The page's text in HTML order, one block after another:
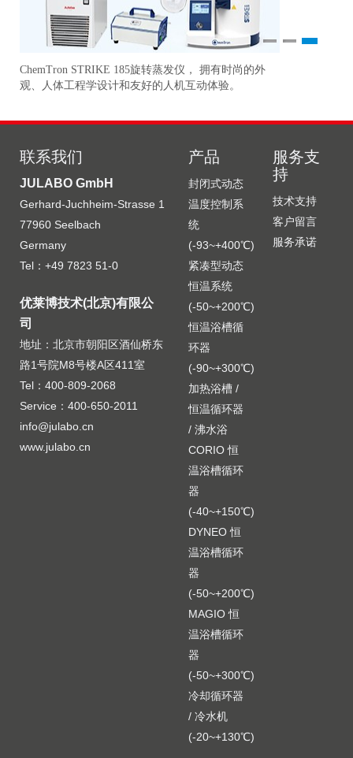
ChemTron STRIKE 185旋转蒸发仪， 拥有时尚的外
观、人体工程学设计和友好的人机互动体验。
1 2
联系我们
JULABO GmbH
Gerhard-Juchheim-Strasse 1
77960 Seelbach
Germany
Tel：+49 7823 51-0
优莱博技术(北京)有限公
司
地址：北京市朝阳区酒仙桥东
路1号院M8号楼A区411室
Tel：400-809-2068
Service：400-650-2011
info@julabo.cn
www.julabo.cn
产品
封闭式动态
温度控制系
统
(-93~+400℃)
紧凑型动态
恒温系统
(-50~+200℃)
恒温浴槽循
环器
(-90~+300℃)
加热浴槽 /
恒温循环器
/ 沸水浴
CORIO 恒
温浴槽循环
器
(-40~+150℃)
DYNEO 恒
温浴槽循环
器
(-50~+200℃)
MAGIO 恒
温浴槽循环
器
(-50~+300℃)
冷却循环器
/ 冷水机
(-20~+130℃)
服务支
持
技术支持
客户留言
服务承诺